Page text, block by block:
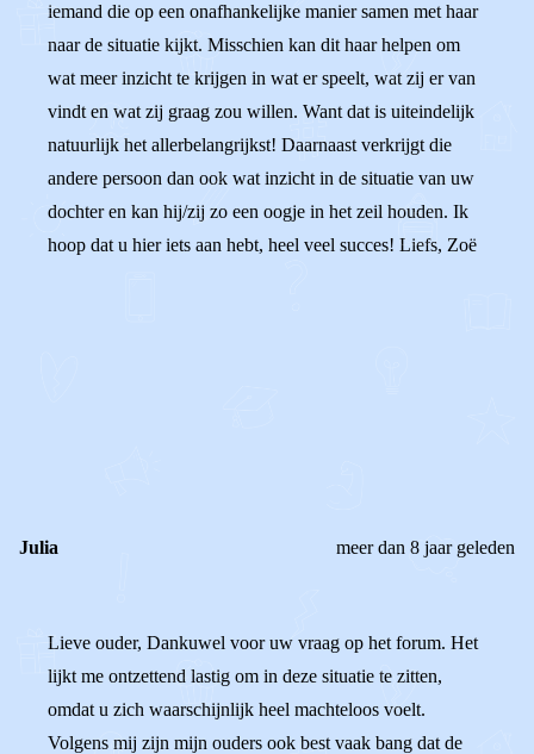
iemand die op een onafhankelijke manier samen met haar
naar de situatie kijkt. Misschien kan dit haar helpen om
wat meer inzicht te krijgen in wat er speelt, wat zij er van
vindt en wat zij graag zou willen. Want dat is uiteindelijk
natuurlijk het allerbelangrijkst! Daarnaast verkrijgt die
andere persoon dan ook wat inzicht in de situatie van uw
dochter en kan hij/zij zo een oogje in het zeil houden. Ik
hoop dat u hier iets aan hebt, heel veel succes! Liefs, Zoë
Julia meer dan 8 jaar geleden
Lieve ouder, Dankuwel voor uw vraag op het forum. Het
lijkt me ontzettend lastig om in deze situatie te zitten,
omdat u zich waarschijnlijk heel machteloos voelt.
Volgens mij zijn mijn ouders ook best vaak bang dat de